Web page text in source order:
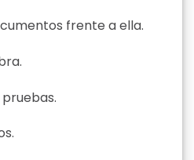
frente a ella.